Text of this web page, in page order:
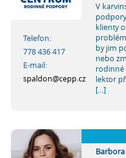
Telefon:
778 436 417
E-mail:
spaldon@cepp.cz
V
klienty
by jim
nebo
rodinné
lektor
[...]